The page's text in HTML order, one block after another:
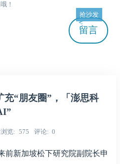
！
留言
抢沙发
充“朋友圈”，「澎思科
浏览 575 评论 0
前新加坡松下研究院副院长申